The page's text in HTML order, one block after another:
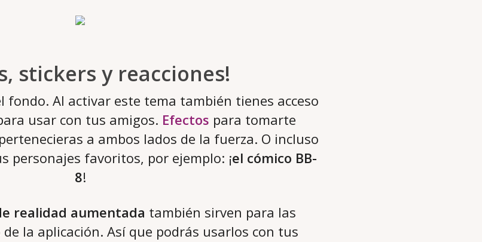
stickers y reacciones!
fondo. Al activar este tema también tienes acceso
usar con tus amigos. Efectos para tomarte
a ambos lados de la fuerza. O incluso
personajes favoritos, por ejemplo: ¡el cómico BB-
8!
realidad aumentada también sirven para las
la aplicación. Así que podrás usarlos con tus